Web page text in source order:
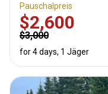
Pauschalpreis
$2,600
$3,000
for 4 days, 1 Jäger